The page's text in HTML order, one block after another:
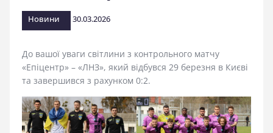
стадіоні
Новини 30.03.2026
До вашої уваги світлини з контрольного матчу
«Епіцентр» – «ЛНЗ», який відбувся 29 березня в Києві
та завершився з рахунком 0:2.